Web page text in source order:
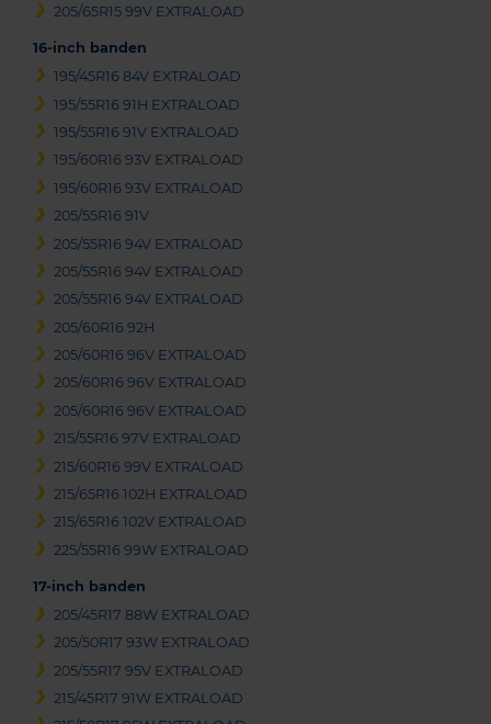
205/65R15 99V EXTRALOAD
16-inch banden
195/45R16 84V EXTRALOAD
195/55R16 91H EXTRALOAD
195/55R16 91V EXTRALOAD
195/60R16 93V EXTRALOAD
195/60R16 93V EXTRALOAD
205/55R16 91V
205/55R16 94V EXTRALOAD
205/55R16 94V EXTRALOAD
205/55R16 94V EXTRALOAD
205/60R16 92H
205/60R16 96V EXTRALOAD
205/60R16 96V EXTRALOAD
205/60R16 96V EXTRALOAD
215/55R16 97V EXTRALOAD
215/60R16 99V EXTRALOAD
215/65R16 102H EXTRALOAD
215/65R16 102V EXTRALOAD
225/55R16 99W EXTRALOAD
17-inch banden
205/45R17 88W EXTRALOAD
205/50R17 93W EXTRALOAD
205/55R17 95V EXTRALOAD
215/45R17 91W EXTRALOAD